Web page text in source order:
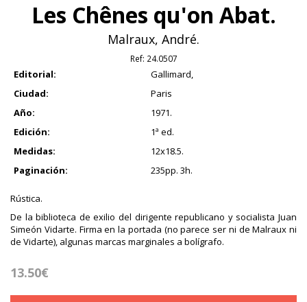
Les Chênes qu'on Abat.
Malraux, André.
Ref: 24.0507
Editorial:
Gallimard,
Ciudad:
Paris
Año:
1971.
Edición:
1ª ed.
Medidas:
12x18.5.
Paginación:
235pp. 3h.
Rústica.
De la biblioteca de exilio del dirigente republicano y socialista Juan
Simeón Vidarte. Firma en la portada (no parece ser ni de Malraux ni
de Vidarte), algunas marcas marginales a bolígrafo.
13.50€